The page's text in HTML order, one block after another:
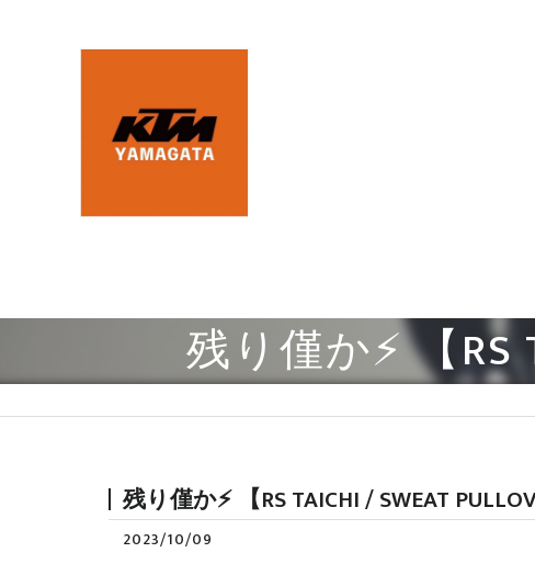
残り僅か⚡ 【RS
残り僅か⚡ 【RS TAICHI / SWEAT
2023/10/09